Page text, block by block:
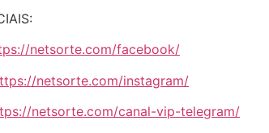
netsorte.com/facebook/
netsorte.com/instagram/
netsorte.com/canal-vip-telegram/